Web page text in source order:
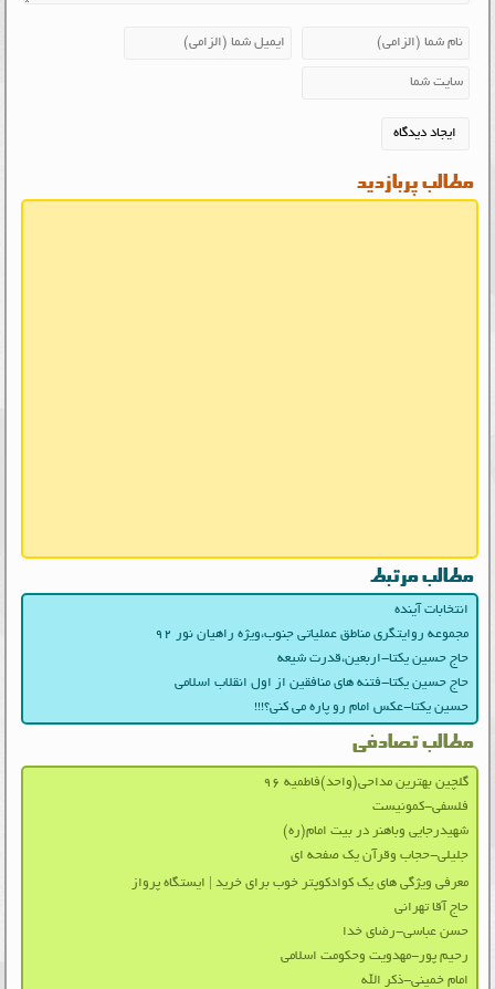
مطالب پربازدید
مطالب مرتبط
انتخابات آینده
مجموعه روایتگری مناطق عملیاتی جنوب،ویژه راهیان نور ۹۲
حاج حسین یکتا-اربعین،قدرت شیعه
حاج حسین یکتا-فتنه های منافقین از اول انقلاب اسلامی
حسین یکتا-عکس امام رو پاره می کنی؟!!!
مطالب تصادفی
گلچین بهترین مداحی(واحد)فاطمیه ۹۶
فلسفی-کمونیست
شهیدرجایی وباهنر در بیت امام(ره)
جلیلی-حجاب وقرآن یک صفحه ای
معرفی ویژگی های یک کوادکوپتر خوب برای خرید | ایستگاه پرواز
حاج آقا تهرانی
حسن عباسی-رضای خدا
رحیم پور-مهدویت وحکومت اسلامی
امام خمینی-ذکر الله